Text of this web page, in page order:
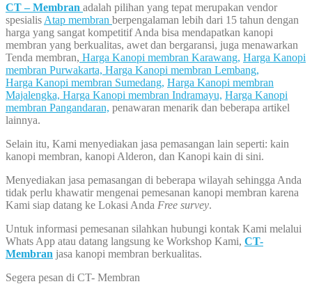
CT – Membran adalah pilihan yang tepat merupakan vendor
spesialis Atap membran berpengalaman lebih dari 15 tahun dengan
harga yang sangat kompetitif Anda bisa mendapatkan kanopi
membran yang berkualitas, awet dan bergaransi, juga menawarkan
Tenda membran, Harga Kanopi membran Karawang, Harga Kanopi
membran Purwakarta, Harga Kanopi membran Lembang,
Harga Kanopi membran Sumedang, Harga Kanopi membran
Majalengka, Harga Kanopi membran Indramayu, Harga Kanopi
membran Pangandaran, penawaran menarik dan beberapa artikel
lainnya.
Selain itu, Kami menyediakan jasa pemasangan lain seperti: kain
kanopi membran, kanopi Alderon, dan Kanopi kain di sini.
Menyediakan jasa pemasangan di beberapa wilayah sehingga Anda
tidak perlu khawatir mengenai pemesanan kanopi membran karena
Kami siap datang ke Lokasi Anda Free survey.
Untuk informasi pemesanan silahkan hubungi kontak Kami melalui
Whats App atau datang langsung ke Workshop Kami, CT-
Membran jasa kanopi membran berkualitas.
Segera pesan di CT- Membran